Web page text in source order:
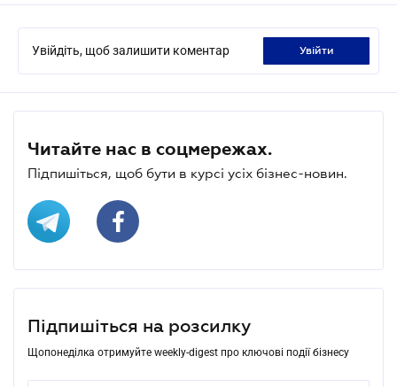
Увійдіть, щоб залишити коментар увійти
Читайте нас в соцмережах.
Підпишіться, щоб бути в курсі усіх бізнес-новин.
Підпишіться на розсилку
Щопонеділка отримуйте weekly-digest про ключові події бізнесу